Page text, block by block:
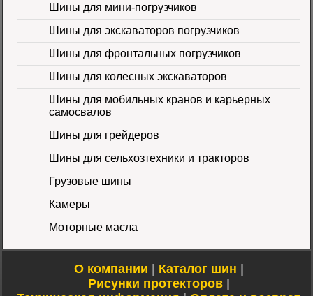
Шина 16.9-30
14PR TL Galaxy
Цена 60000 руб.
Шина 16.9-24 16PR
IND-80 OzkaЦена
46000 руб.
Шины для мини-погрузчиков
Шины для экскаваторов погрузчиков
Шины для фронтальных погрузчиков
Шины для колесных экскаваторов
Шины для мобильных кранов и карьерных
самосвалов
Шины для грейдеров
Шины для сельхозтехники и тракторов
Грузовые шины
Камеры
Моторные масла
О компании | Каталог шин |
Рисунки протекторов|